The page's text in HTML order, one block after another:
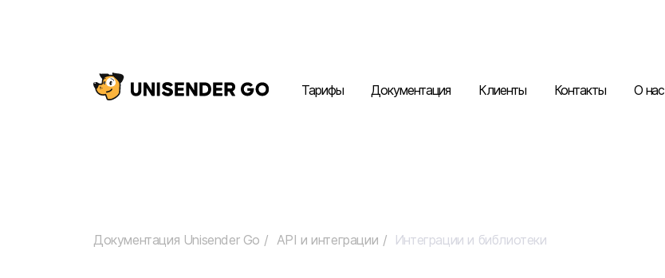
Тарифы Документация Клиенты Контакты О нас
Документация Unisender Go API и интеграции Интеграции и библиотеки